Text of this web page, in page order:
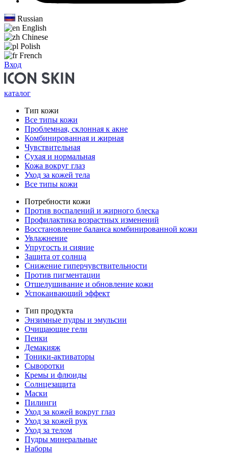
Russian
English
Chinese
Polish
French
Вход
каталог
Тип кожи
Все типы кожи
Проблемная, склонная к акне
Комбинированная и жирная
Чувствительная
Сухая и нормальная
Кожа вокруг глаз
Уход за кожей тела
Все типы кожи
Потребности кожи
Против воспалений и жирного блеска
Профилактика возрастных изменений
Восстановление баланса комбинированной кожи
Увлажнение
Упругость и сияние
Защита от солнца
Снижение гиперчувствительности
Против пигментации
Отшелушивание и обновление кожи
Успокаивающий эффект
Тип продукта
Энзимные пудры и эмульсии
Очищающие гели
Пенки
Демакияж
Тоники-активаторы
Сыворотки
Кремы и флюиды
Солнцезащита
Маски
Пилинги
Уход за кожей вокруг глаз
Уход за кожей рук
Уход за телом
Пудры минеральные
Наборы